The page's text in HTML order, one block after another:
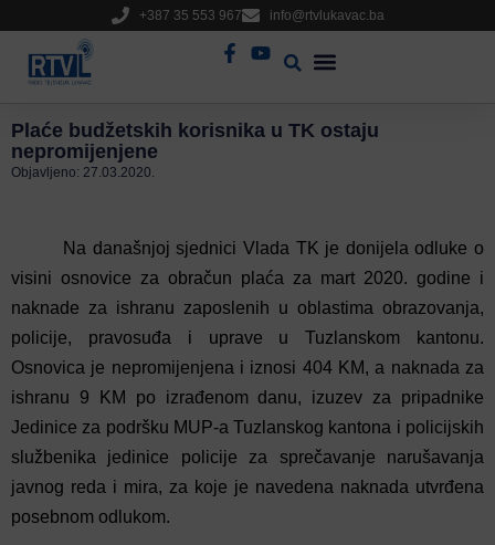
+387 35 553 967 info@rtvlukavac.ba
Plaće budžetskih korisnika u TK ostaju
nepromijenjene
Objavljeno: 27.03.2020.
Na današnjoj sjednici Vlada TK je donijela odluke o
visini osnovice za obračun plaća za mart 2020. godine i
naknade za ishranu zaposlenih u oblastima obrazovanja,
policije, pravosuđa i uprave u Tuzlanskom kantonu.
Osnovica je nepromijenjena i iznosi 404 KM, a naknada za
ishranu 9 KM po izrađenom danu, izuzev za pripadnike
Jedinice za podršku MUP-a Tuzlanskog kantona i policijskih
službenika jedinice policije za sprečavanje narušavanja
javnog reda i mira, za koje je navedena naknada utvrđena
posebnom odlukom.